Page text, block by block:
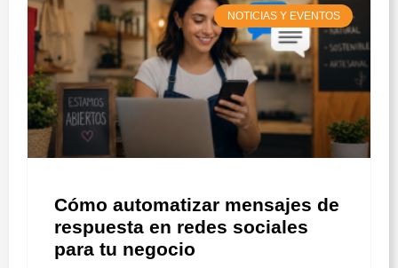
NOTICIAS Y EVENTOS
Cómo automatizar mensajes de
respuesta en redes sociales
para tu negocio